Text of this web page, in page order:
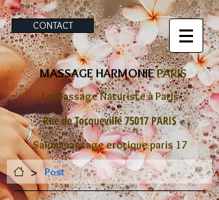
CONTACT
MASSAGE HARMONIEPARIS
Le Massage Naturiste à Paris
Rue de Tocqueville 75017 PARIS
Salon massage erotique paris 17
> Post